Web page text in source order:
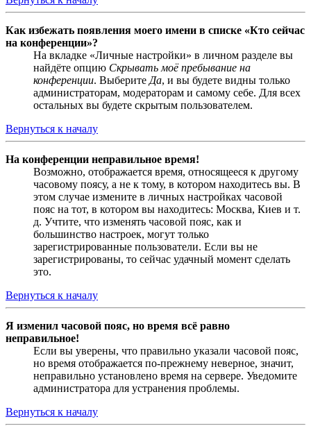
Как избежать появления моего имени в списке «Кто сейчас
на конференции»?
На вкладке «Личные настройки» в личном разделе вы
найдёте опцию Скрывать моё пребывание на
конференции. Выберите Да, и вы будете видны только
администраторам, модераторам и самому себе. Для всех
остальных вы будете скрытым пользователем.
Вернуться к началу
На конференции неправильное время!
Возможно, отображается время, относящееся к другому
часовому поясу, а не к тому, в котором находитесь вы. В
этом случае измените в личных настройках часовой
пояс на тот, в котором вы находитесь: Москва, Киев и т.
д. Учтите, что изменять часовой пояс, как и
большинство настроек, могут только
зарегистрированные пользователи. Если вы не
зарегистрированы, то сейчас удачный момент сделать
это.
Вернуться к началу
Я изменил часовой пояс, но время всё равно
неправильное!
Если вы уверены, что правильно указали часовой пояс,
но время отображается по-прежнему неверное, значит,
неправильно установлено время на сервере. Уведомите
администратора для устранения проблемы.
Вернуться к началу